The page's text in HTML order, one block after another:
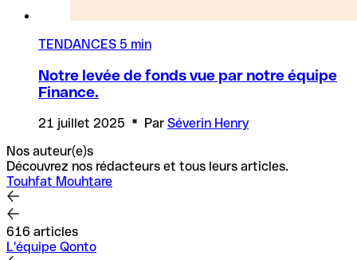
TENDANCES 5 min
Notre levée de fonds vue par notre équipe
Finance.
21 juillet 2025 Par Séverin Henry
Nos auteur(e)s
Découvrez nos rédacteurs et tous leurs articles.
Touhfat Mouhtare
616 articles
L'équipe Qonto